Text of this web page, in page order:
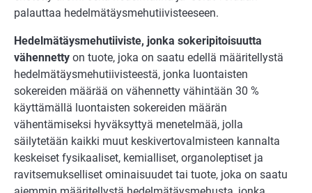
palauttaa hedelmätäysmehutiivisteeseen.
Hedelmätäysmehutiiviste, jonka sokeripitoisuutta
vähennetty on tuote, joka on saatu edellä määritellystä
hedelmätäysmehutiivisteestä, jonka luontaisten
sokereiden määrää on vähennetty vähintään 30 %
käyttämällä luontaisten sokereiden määrän
vähentämiseksi hyväksyttyä menetelmää, jolla
säilytetään kaikki muut keskivertovalmisteen kannalta
keskeiset fysikaaliset, kemialliset, organoleptiset ja
ravitsemukselliset ominaisuudet tai tuote, joka on saatu